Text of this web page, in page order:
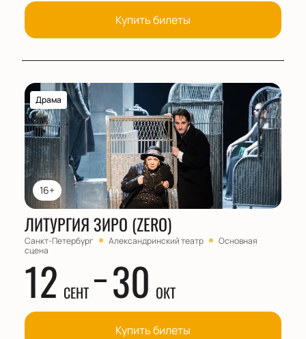
Купить билеты
16+
Драма
ЛИТУРГИЯ ЗИРО (ZERO)
Санкт-Петербург Александринский театр
Основная
сцена
12 СЕНТ 30 ОКТ
Купить билеты